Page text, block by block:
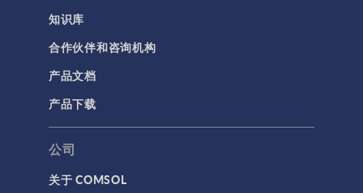
知识库
合作伙伴和咨询机构
产品文档
产品下载
公司
关于 COMSOL